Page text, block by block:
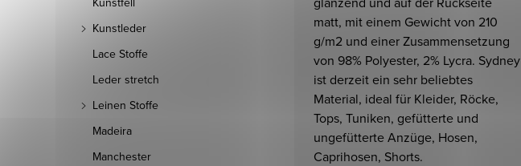
Kunstleder
Lace Stoffe
Leder stretch
Leinen Stoffe
Madeira
Manchester
matt, mit einem Gewicht von 210
g/m2 und einer Zusammensetzung
von 98% Polyester, 2% Lycra. Sydney
ist derzeit ein sehr beliebtes
Material, ideal für Kleider, Röcke,
Tops, Tuniken, gefütterte und
ungefütterte Anzüge, Hosen,
Caprihosen, Shorts.